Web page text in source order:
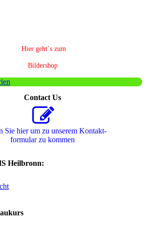
Hier geht´s zum
Bildershop
Contact Us
Sie hier um zu unserem Kon­takt­
for­mu­lar zu kommen
Heilbronn: